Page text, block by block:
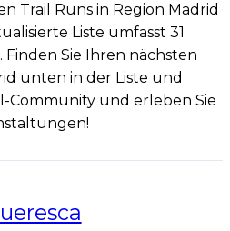
Trail Runs in Region Madrid
Liste umfasst 31
Finden Sie Ihren nächsten
unten in der Liste und
Community und erleben Sie